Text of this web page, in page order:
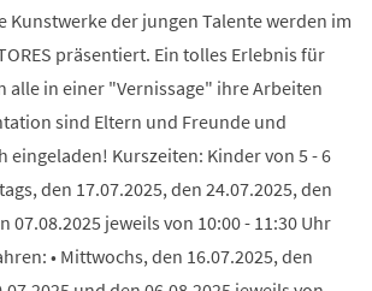
Kunstwerke der jungen Talente werden im
präsentiert. Ein tolles Erlebnis für
alle in einer "Vernissage" ihre Arbeiten
sind Eltern und Freunde und
eingeladen! Kurszeiten: Kinder von 5 - 6
den 17.07.2025, den 24.07.2025, den
07.08.2025 jeweils von 10:00 - 11:30 Uhr
• Mittwochs, den 16.07.2025, den